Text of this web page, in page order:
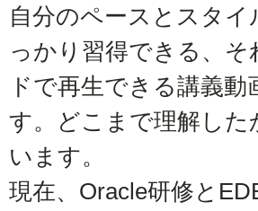
自分のペースとスタ
っかり習得できる、
ドで再生できる講義
す。どこまで理解し
います。
現在、Oracle研修と